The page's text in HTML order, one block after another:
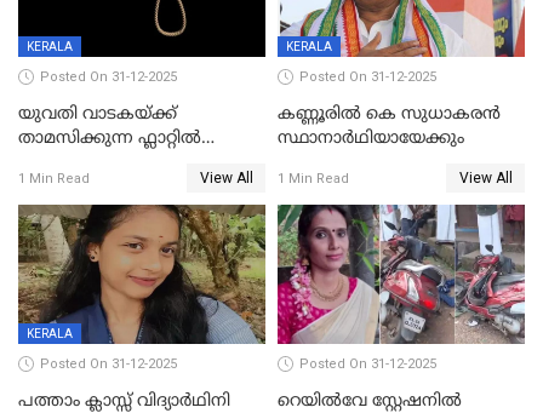
KERALA
Posted On 31-12-2025
യുവതി വാടകയ്ക്ക്
താമസിക്കുന്ന ഫ്ലാറ്റില്‍
സംഭവം കൈതപ്പൊയിലില്‍
1 Min Read View All
KERALA
Posted On 31-12-2025
കണ്ണൂരിൽ കെ സുധാകരൻ
സ്ഥാനാർഥിയായേക്കും
1 Min Read View All
KERALA
Posted On 31-12-2025
പത്താം ക്ലാസ്സ് വിദ്യാര്‍ഥിനി
Posted On 31-12-2025
റെയിൽവേ സ്റ്റേഷനിൽ